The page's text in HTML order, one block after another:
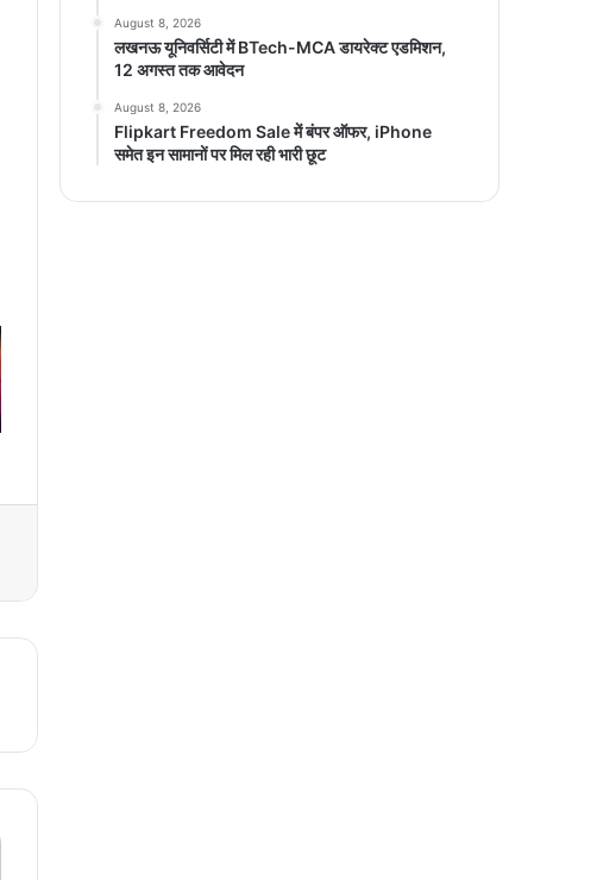
August 8, 2026
लखनऊ यूनिवर्सिटी में BTech-MCA डायरेक्ट एडमिशन,
12 अगस्त तक आवेदन
August 8, 2026
Flipkart Freedom Sale में बंपर ऑफर, iPhone
समेत इन सामानों पर मिल रही भारी छूट